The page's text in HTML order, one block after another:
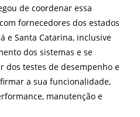
de coordenar essa
fornecedores dos estados
e Santa Catarina, inclusive
dos sistemas e se
testes de desempenho e
a sua funcionalidade,
manutenção e